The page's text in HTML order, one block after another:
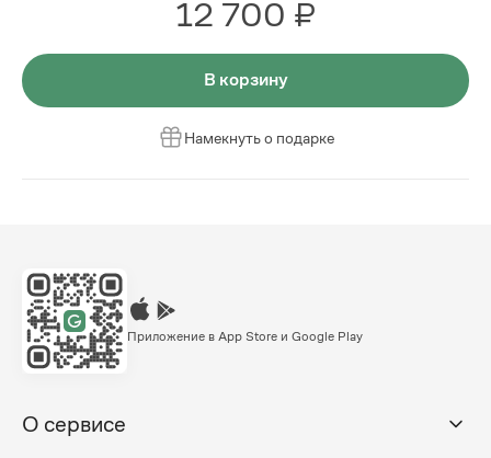
12 700 ₽
В корзину
Намекнуть о подарке
Приложение в App Store и Google Play
О сервисе